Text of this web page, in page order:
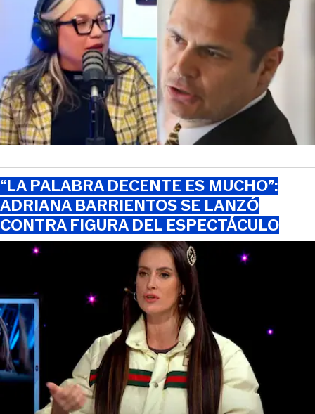
“LA PALABRA DECENTE ES MUCHO”:
ADRIANA BARRIENTOS SE LANZÓ
CONTRA FIGURA DEL ESPECTÁCULO